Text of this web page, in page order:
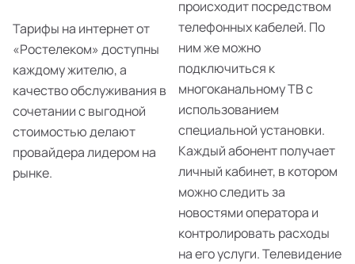
Тарифы на интернет от
«Ростелеком» доступны
каждому жителю, а
качество обслуживания в
сочетании с выгодной
стоимостью делают
провайдера лидером на
рынке.
происходит посредством
телефонных кабелей. По
ним же можно
подключиться к
многоканальному ТВ с
использованием
специальной установки.
Каждый абонент получает
личный кабинет, в котором
можно следить за
новостями оператора и
контролировать расходы
на его услуги. Телевидение